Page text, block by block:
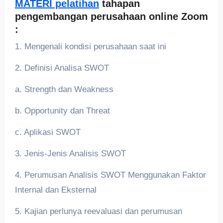
MATERI pelatihan tahapan
pengembangan perusahaan online Zoom
:
1. Mengenali kondisi perusahaan saat ini
2. Definisi Analisa SWOT
a. Strength dan Weakness
b. Opportunity dan Threat
c. Aplikasi SWOT
3. Jenis-Jenis Analisis SWOT
4. Perumusan Analisis SWOT Menggunakan Faktor
Internal dan Eksternal
5. Kajian perlunya reevaluasi dan perumusan